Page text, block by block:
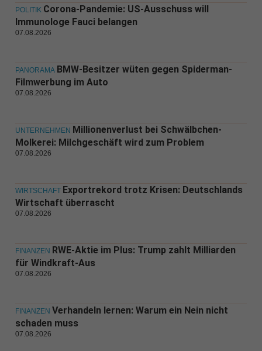
POLITIK Corona-Pandemie: US-Ausschuss will
Immunologe Fauci belangen
07.08.2026
PANORAMA BMW-Besitzer wüten gegen Spiderman-
Filmwerbung im Auto
07.08.2026
UNTERNEHMEN Millionenverlust bei Schwälbchen-
Molkerei: Milchgeschäft wird zum Problem
07.08.2026
WIRTSCHAFT Exportrekord trotz Krisen: Deutschlands
Wirtschaft überrascht
07.08.2026
FINANZEN RWE-Aktie im Plus: Trump zahlt Milliarden
für Windkraft-Aus
07.08.2026
FINANZEN Verhandeln lernen: Warum ein Nein nicht
schaden muss
07.08.2026